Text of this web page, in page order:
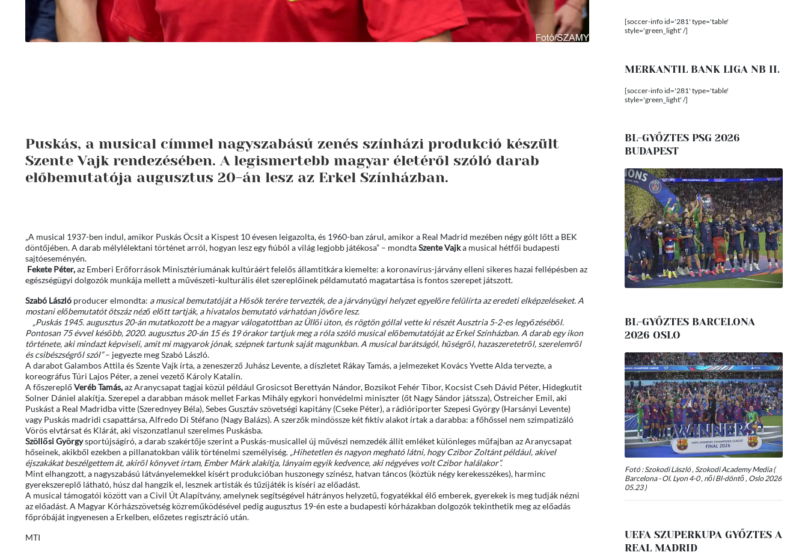
Puskás, a musical címmel nagyszabású zenés színházi produkció készült
Szente Vajk rendezésében. A legismertebb magyar életéről szóló darab
előbemutatója augusztus 20-án lesz az Erkel Színházban.
„A musical 1937-ben indul, amikor Puskás Öcsit a Kispest 10 évesen leigazolta, és 1960-ban zárul, amikor a Real Madrid mezében négy gólt lőtt a BEK
döntőjében. A darab mélylélektani történet arról, hogyan lesz egy fiúból a világ legjobb játékosa” – mondtaSzente Vajka musical hétfői budapesti
sajtóeseményén.
Fekete Péter,az Emberi Erőforrások Minisztériumának kultúráért felelős államtitkára kiemelte: a koronavírus-járvány elleni sikeres hazai fellépésben az
egészségügyi dolgozók munkája mellett a művészeti-kulturális élet szereplőinek példamutató magatartása is fontos szerepet játszott.
Szabó Lászlóproducer elmondta: a musical bemutatóját a Hősök terére tervezték, de a járványügyi helyzet egyelőre felülírta az eredeti elképzeléseket. A
mostani előbemutatót ötszáz néző előtt tartják, a hivatalos bemutató várhatóan jövőre lesz.
„Puskás 1945. augusztus 20-án mutatkozott be a magyar válogatottban az Üllői úton, és rögtön góllal vette ki részét Ausztria 5-2-es legyőzéséből.
Pontosan 75 évvel később, 2020. augusztus 20-án 15 és 19 órakor tartjuk meg a róla szóló musical előbemutatóját az Erkel Színházban. A darab egy ikon
története, aki mindazt képviseli, amit mi magyarok jónak, szépnek tartunk saját magunkban. A musical barátságól, hűségről, hazaszeretetről, szerelemről
és csibészségről szól”– jegyezte meg Szabó László.
A darabot Galambos Attila és Szente Vajk írta, a zeneszerző Juhász Levente, a díszletet Rákay Tamás, a jelmezeket Kovács Yvette Alda tervezte, a
koreográfus Túri Lajos Péter, a zenei vezető Károly Katalin.
A főszereplőVeréb Tamás,az Aranycsapat tagjai közül például Grosicsot Berettyán Nándor, Bozsikot Fehér Tibor, Kocsist Cseh Dávid Péter, Hidegkutit
Solner Dániel alakítja. Szerepel a darabban mások mellet Farkas Mihály egykori honvédelmi miniszter (őt Nagy Sándor játssza), Östreicher Emil, aki
Puskást a Real Madridba vitte (Szerednyey Béla), Sebes Gusztáv szövetségi kapitány (Cseke Péter), a rádióriporter Szepesi György (Harsányi Levente)
vagy Puskás madridi csapattársa, Alfredo Di Stéfano (Nagy Balázs). A szerzők mindössze két fiktív alakot írtak a darabba: a főhőssel nem szimpatizáló
Vörös elvtársat és Klárát, aki viszonzatlanul szerelmes Puskásba.
Szöllősi Györgysportújságíró, a darab szakértője szerint a Puskás-musicallel új művészi nemzedék állít emléket különleges műfajban az Aranycsapat
hőseinek, akikből ezekben a pillanatokban válik történelmi személyiség. „Hihetetlen és nagyon megható látni, hogy Czibor Zoltánt például, akivel
éjszakákat beszélgettem át, akiről könyvet írtam, Ember Márk alakítja, lányaim egyik kedvence, aki négyéves volt Czibor halálakor”.
Mint elhangzott, a nagyszabású látványelemekkel kísért produkcióban huszonegy színész, hatvan táncos (köztük négy kerekesszékes), harminc
gyerekszereplő látható, húsz dal hangzik el, lesznek artisták és tűzijáték is kíséri az előadást.
A musical támogatói között van a Civil Út Alapítvány, amelynek segítségével hátrányos helyzetű, fogyatékkal élő emberek, gyerekek is meg tudják nézni
az előadást. A Magyar Kórházszövetség közreműködésével pedig augusztus 19-én este a budapesti kórházakban dolgozók tekinthetik meg az előadás
főpróbáját ingyenesen a Erkelben, előzetes regisztráció után.
MTI
[soccer-info id='281' type='table'
style='green_light' /]
MERKANTIL BANK LIGA NB II.
[soccer-info id='281' type='table'
style='green_light' /]
BL-GYŐZTES PSG 2026
BUDAPEST
BL-GYŐZTES BARCELONA
2026 OSLO
Fotó : Szokodi László , Szokodi Academy Media (
Barcelona - Ol. Lyon 4-0 , női Bl-döntő , Oslo 2026
05.23 )
UEFA SZUPERKUPA GYŐZTES A
REAL MADRID